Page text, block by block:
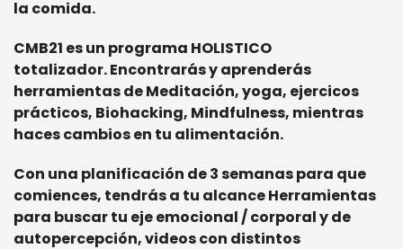
la comida.
CMB21 es un programa HOLISTICO
totalizador. Encontrarás y aprenderás
herramientas de Meditación, yoga, ejercicos
prácticos, Biohacking, Mindfulness, mientras
haces cambios en tu alimentación.
Con una planificación de 3 semanas para que
comiences, tendrás a tu alcance Herramientas
para buscar tu eje emocional / corporal y de
autopercepción, videos con distintos